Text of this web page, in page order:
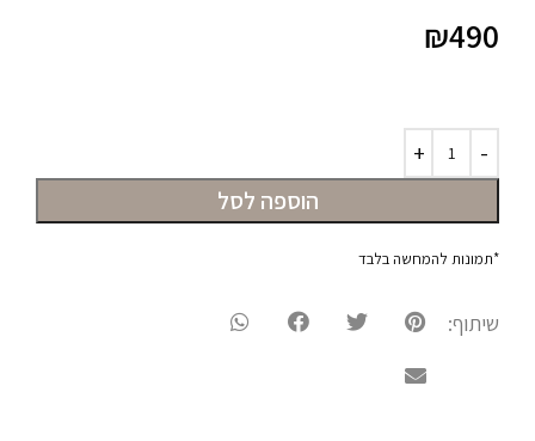
₪490
הוספה לסל
*תמונות להמחשה בלבד
שיתוף: